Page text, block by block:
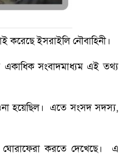
করেছে ইসরাইলি নৌবাহিনী।
একাধিক সংবাদমাধ্যম এই তথ্য
রওনা হয়েছিল। এতে সংসদ সদস্য,
ঘোরাফেরা করতে দেখেছে। এ